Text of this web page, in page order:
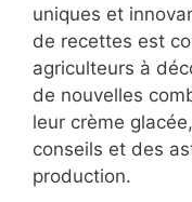
uniques et
de recettes est
agriculteurs à
de nouvelles
leur crème
conseils et des
production.